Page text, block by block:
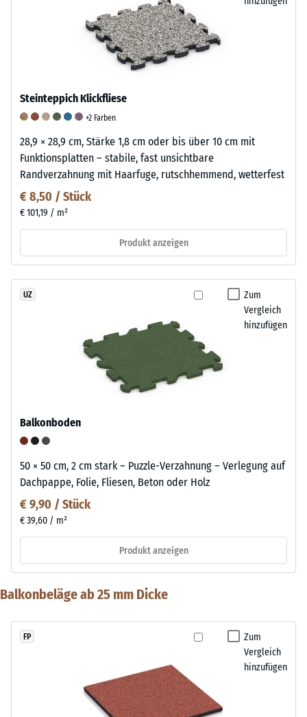
Steinteppich Klickfliese
+2 Farben
28,9 × 28,9 cm, Stärke 1,8 cm oder bis über 10 cm mit
Funktionsplatten – stabile, fast unsichtbare
Randverzahnung mit Haarfuge, rutschhemmend, wetterfest
€ 8,50 / Stück
€ 101,19 / m²
Produkt anzeigen
Zum
Vergleich
hinzufügen
UZ
Balkonboden
50 × 50 cm, 2 cm stark – Puzzle-Verzahnung – Verlegung auf
Dachpappe, Folie, Fliesen, Beton oder Holz
€ 9,90 / Stück
€ 39,60 / m²
Produkt anzeigen
Balkonbeläge ab 25 mm Dicke
Zum
Vergleich
hinzufügen
FP